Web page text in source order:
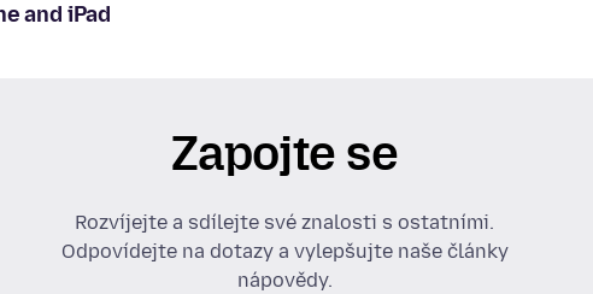
and iPad
Zapojte se
Rozvíjejte a sdílejte své znalosti s ostatními.
Odpovídejte na dotazy a vylepšujte naše články
nápovědy.